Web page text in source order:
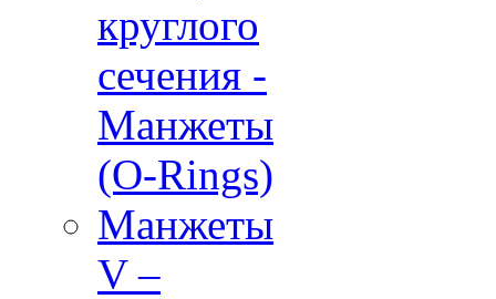
круглого
сечения -
Манжеты
(O-Rings)
Манжеты
V –